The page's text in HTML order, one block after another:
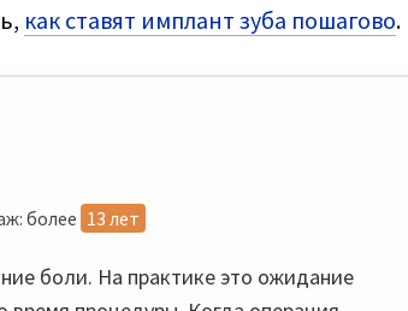
как ставят имплант зуба пошагово.
более 13 лет
боли. На практике это ожидание